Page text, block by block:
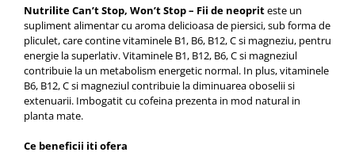
Ondulatoare
Placi de par
Uscatoare si perii electrice
Uscatoare
Perii electrice
Articole ingrijire copii
Aspiratoare nazale
Nutrilite Can’t Stop, Won’t Stop – Fii de neopriteste un
supliment alimentar cu aroma delicioasa de piersici, sub forma de
pliculet, care contine vitaminele B1, B6, B12, C si magneziu, pentru
energie la superlativ. Vitaminele B1, B12, B6, C si magneziul
contribuie la un metabolism energetic normal. In plus, vitaminele
B6, B12, C si magneziul contribuie la diminuarea oboselii si
extenuarii. Imbogatit cu cofeina prezenta in mod natural in
planta mate.
Ce beneficii iti ofera